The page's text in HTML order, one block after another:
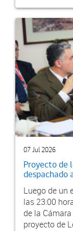
07 Jul 2026
Proyecto de
despachado
Luego de un
las 23:00
de la
proyecto de